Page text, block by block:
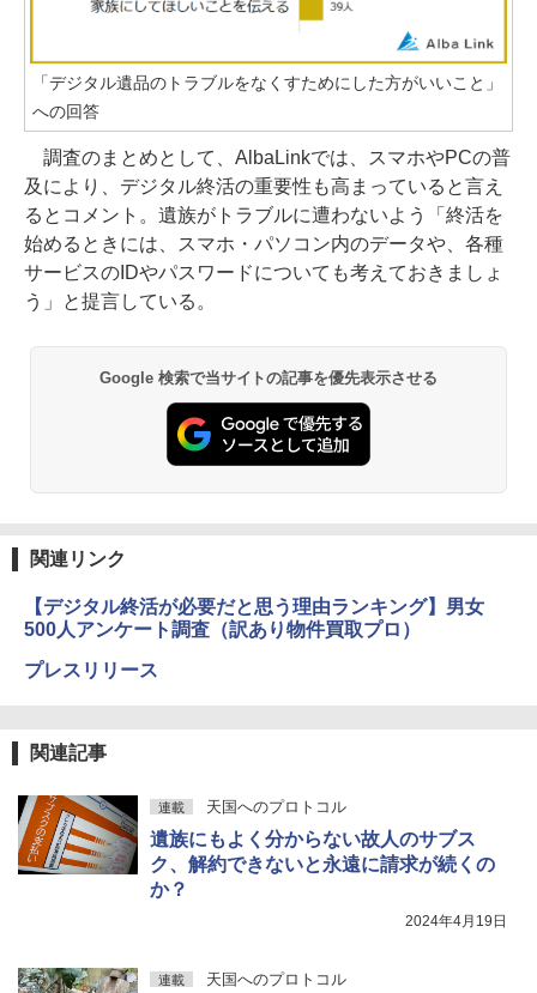
「デジタル遺品のトラブルをなくすためにした方がいいこと」
への回答
調査のまとめとして、AlbaLinkでは、スマホやPCの普
及により、デジタル終活の重要性も高まっていると言え
るとコメント。遺族がトラブルに遭わないよう「終活を
始めるときには、スマホ・パソコン内のデータや、各種
サービスのIDやパスワードについても考えておきましょ
う」と提言している。
Google 検索で当サイトの記事を優先表示させる
関連リンク
【デジタル終活が必要だと思う理由ランキング】男女
500人アンケート調査（訳あり物件買取プロ）
プレスリリース
関連記事
連載 天国へのプロトコル
遺族にもよく分からない故人のサブス
ク、解約できないと永遠に請求が続くの
か？
2024年4月19日
連載 天国へのプロトコル